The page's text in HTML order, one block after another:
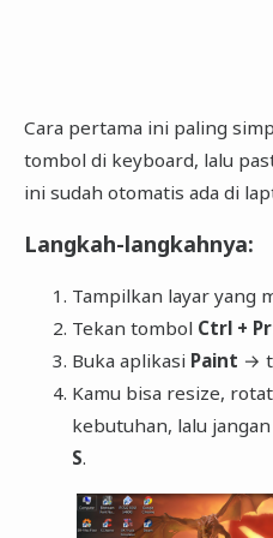
Cara pertama ini paling
tombol di keyboard, lalu
ini sudah otomatis ada di
Langkah-langkahnya:
Tampilkan layar yang
Tekan tombol Ctrl +
Buka aplikasi Paint →
Kamu bisa resize,
kebutuhan, lalu
S.